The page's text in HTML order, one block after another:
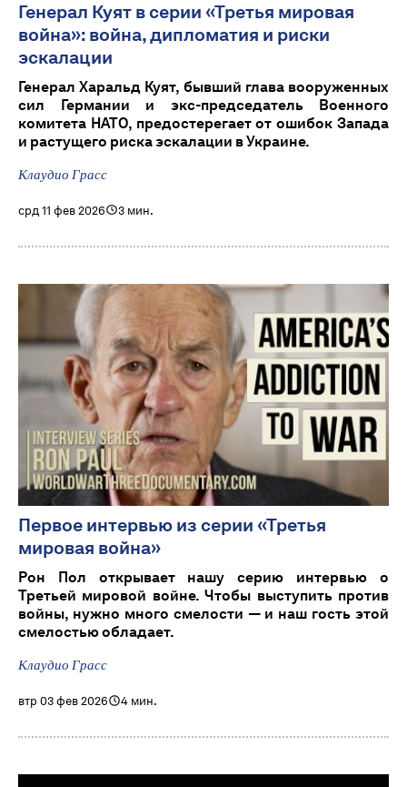
Генерал Куят в серии «Третья мировая
война»: война, дипломатия и риски
эскалации
Генерал Харальд Куят, бывший глава вооруженных
сил Германии и экс-председатель Военного
комитета НАТО, предостерегает от ошибок Запада
и растущего риска эскалации в Украине.
Клаудио Грасс
срд 11 фев 2026 3 мин.
Первое интервью из серии «Третья
мировая война»
Рон Пол открывает нашу серию интервью о
Третьей мировой войне. Чтобы выступить против
войны, нужно много смелости — и наш гость этой
смелостью обладает.
Клаудио Грасс
втр 03 фев 2026 4 мин.